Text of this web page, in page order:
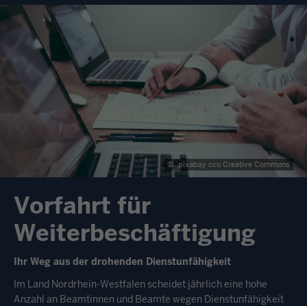
sich
hier
©pixabay cco Creative Commons
Vorfahrt für
Weiterbeschäftigung
Ihr Weg aus der drohenden Dienstunfähigkeit
Im Land Nordrhein-Westfalen scheidet jährlich eine hohe
Anzahl an Beamtinnen und Beamte wegen Dienstunfähigkeit